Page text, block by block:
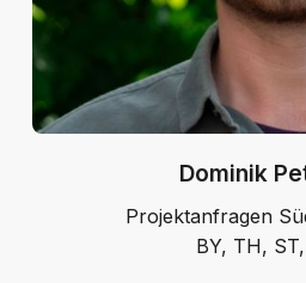
Dominik
Projektanfragen
BY, TH,